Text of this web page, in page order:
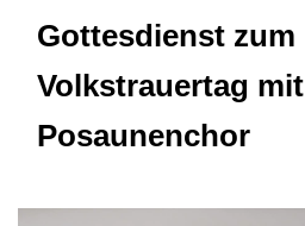
Gottesdienst zum
Volkstrauertag mit
Posaunenchor